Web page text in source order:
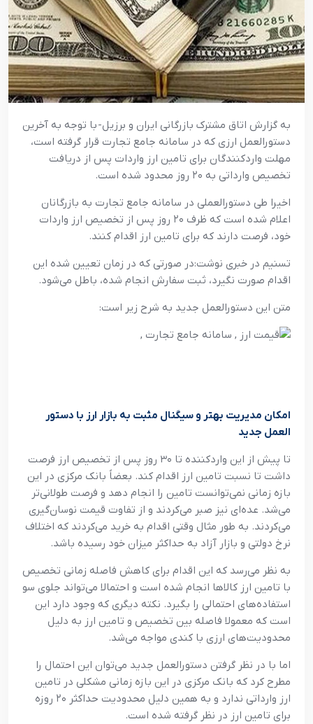
به گزارش اتاق مشترک بازرگانی ایران و برزیل- با توجه به آخرین
دستورالعمل ارزی که در سامانه جامع تجارت قرار گرفته است،
مهلت واردکنندگان برای تامین ارز واردات پس از دریافت
تخصیص وارداتی به ۲۰ روز محدود شده است.
اخیرا طی دستورالعملی در سامانه جامع تجارت به بازرگانان
اعلام شده است که ظرف ۲۰ روز پس از تخصیص ارز واردات
خود، فرصت دارند که برای تامین ارز اقدام کنند.
تسنیم در خبری نوشت:در صورتی که در زمان تعیین شده این
اقدام صورت نگیرد، ثبت سفارش انجام شده، باطل می‌شود.
متن این دستورالعمل جدید به شرح زیر است:
امکان مدیریت بهتر و سیگنال مثبت به بازار ارز با دستور
العمل جدید
تا پیش از این واردکننده تا ۳۰ روز پس از تخصیص ارز فرصت
داشت تا نسبت تامین ارز اقدام کند. بعضاً بانک مرکزی در این
بازه زمانی نمی‌توانست تامین را انجام دهد و فرصت طولانی‌تر
می‌شد. عده‌ای نیز صبر می‌کردند و از تفاوت قیمت نوسان‌گیری
می‌کردند. به طور مثال وقتی اقدام به خرید می‌کردند که اختلاف
نرخ دولتی و بازار آزاد به حداکثر میزان خود رسیده باشد.
به نظر می‌رسد که این اقدام برای کاهش فاصله زمانی تخصیص
با تامین ارز کالاها انجام شده است و احتمالا می‌تواند جلوی سو
استفاده‌های احتمالی را بگیرد. نکته دیگری که وجود دارد این
است که معمولا فاصله بین تخصیص و تامین ارز به دلیل
محدودیت‌های ارزی با کندی مواجه می‌شد.
اما با در نظر گرفتن دستورالعمل جدید می‌توان این احتمال را
مطرح کرد که بانک مرکزی در این بازه زمانی مشکلی در تامین
ارز وارداتی ندارد و به همین دلیل محدودیت حداکثر ۲۰ روزه
برای تامین ارز در نظر گرفته شده است.